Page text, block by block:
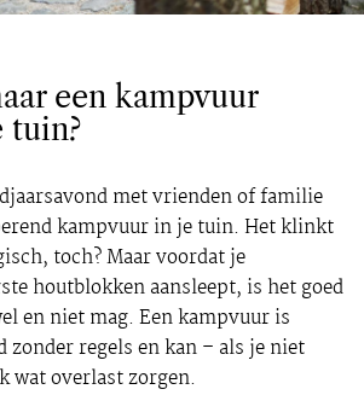
een kampvuur
tuin?
met vrienden of familie
kampvuur in je tuin. Het klinkt
toch? Maar voordat je
houtblokken aansleept, is het goed
en niet mag. Een kampvuur is
regels en kan – als je niet
wat overlast zorgen.